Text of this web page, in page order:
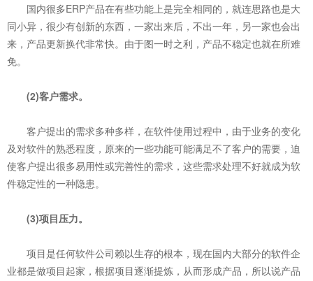
国内很多ERP产品在有些功能上是完全相同的，就连思路也是大
同小异，很少有创新的东西，一家出来后，不出一年，另一家也会出
来，产品更新换代非常快。由于图一时之利，产品不稳定也就在所难
免。
(2)客户需求。
客户提出的需求多种多样，在软件使用过程中，由于业务的变化
及对软件的熟悉程度，原来的一些功能可能满足不了客户的需要，迫
使客户提出很多易用性或完善性的需求，这些需求处理不好就成为软
件稳定性的一种隐患。
(3)项目压力。
项目是任何软件公司赖以生存的根本，现在国内大部分的软件企
业都是做项目起家，根据项目逐渐提炼，从而形成产品，所以说产品